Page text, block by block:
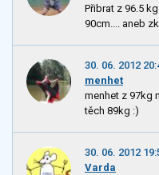
Přibrat z 96.5
90cm.... aneb
30. 06. 2012
menhet
menhet z 97kg
těch 89kg :)
30. 06. 2012
Varda